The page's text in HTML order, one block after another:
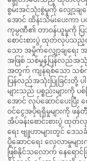
စွမ်းအင်သုံးစွဲမှုကို လျှော့ချ
အောင် ထိန်းသိမ်းပေးကာ
ကုမ္ပဏီ၏ တာဝန်ယူမှုကို ပြ
စောင်းစားပွဲ ထုတ်လုပ်သည့်
သော အမှိုက်လျှော့ချရေး
အဖြစ် သစ်မှုန့်ပြန်လည်အသုံး
အတွက် ကျန်ရစ်သော သစ်ကို
ပြန်လည်အသုံးပြုခြင်းတို့
များသည် ပစ္စည်းများကို
အောင် လုပ်ဆောင်ပေးပြီး
ဝင်ငွေအပိုရရှိမှုများကို ဖ
အိပ်ခန်းစောင်းစားပွဲ ထုတ်
ရေး ဗျူဟာများတွင် ဒေ
ပို့ဆောင်ရေး လေ့လာမှုမျာ
ဖြစ်နိုင်သလောက် နေရော